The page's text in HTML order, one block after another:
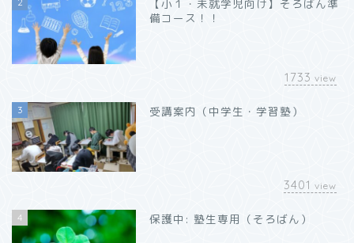
【小１・未就学児向け】そろばん準
備コース！！
1733 view
3 受講案内（中学生・学習塾）
3401 view
4 保護中: 塾生専用（そろばん）